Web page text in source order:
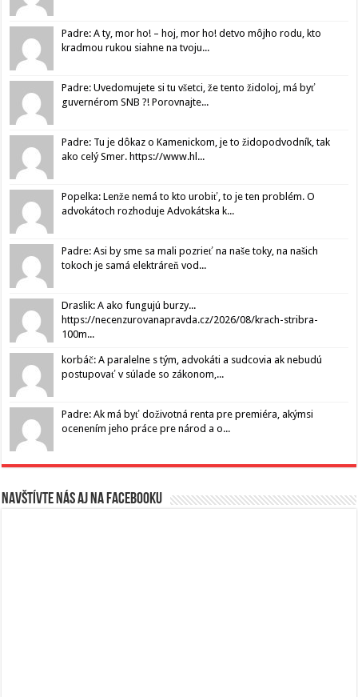
Padre: A ty, mor ho! – hoj, mor ho! detvo môjho rodu, kto
kradmou rukou siahne na tvoju...
Padre: Uvedomujete si tu všetci, že tento židoloj, má byť
guvernérom SNB ?! Porovnajte...
Padre: Tu je dôkaz o Kamenickom, je to židopodvodník, tak
ako celý Smer. https://www.hl...
Popelka: Lenže nemá to kto urobiť, to je ten problém. O
advokátoch rozhoduje Advokátska k...
Padre: Asi by sme sa mali pozrieť na naše toky, na našich
tokoch je samá elektráreň vod...
Draslik: A ako fungujú burzy...
https://necenzurovanapravda.cz/2026/08/krach-stribra-
100m...
korbáč: A paralelne s tým, advokáti a sudcovia ak nebudú
postupovať v súlade so zákonom,...
Padre: Ak má byť doživotná renta pre premiéra, akýmsi
ocenením jeho práce pre národ a o...
Navštívte nás aj na Facebooku